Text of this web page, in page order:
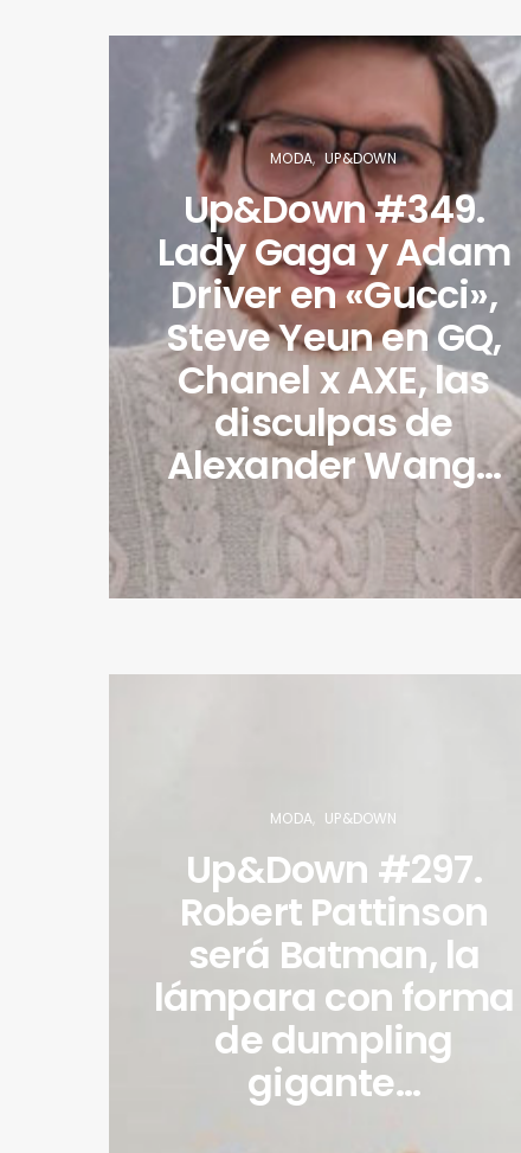
MODA UP&DOWN
Up&Down #349.
Lady Gaga y Adam
Driver en «Gucci»,
Steve Yeun en GQ,
Chanel x AXE, las
disculpas de
Alexander Wang…
MODA UP&DOWN
Up&Down #297.
Robert Pattinson
será Batman, la
lámpara con forma
de dumpling
gigante…